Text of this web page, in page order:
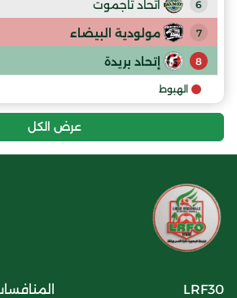
6 اتحاد تاجموت
7 مولودية البيضاء
8 إتحاد بريدة
الهبوط
عرض الكل
LRF30